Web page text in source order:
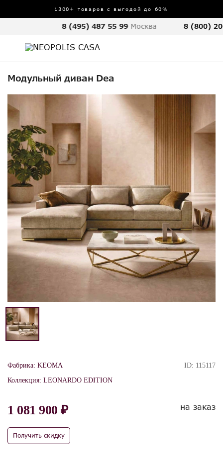
1300+ товаров с выгодой до 60%
8 (495) 487 55 99 Москва 8 (800)
Модульный диван Dea
Фабрика: KEOMA
Коллекция: LEONARDO EDITION
ID: 115117
1 081 900 ₽
Получить скидку
на заказ